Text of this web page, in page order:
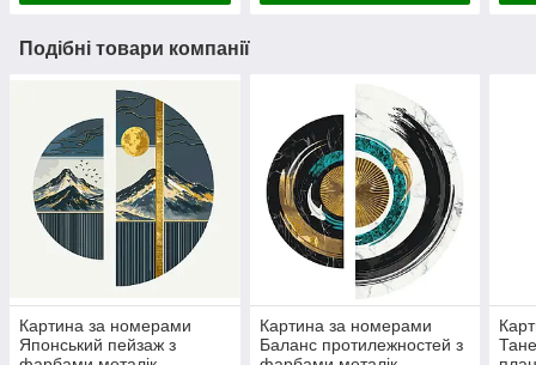
Подібні товари компанії
Картина за номерами
Японський пейзаж з
Картина за номерами
Баланс протилежностей з